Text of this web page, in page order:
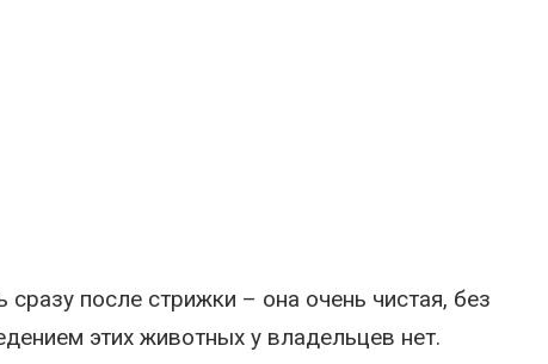
после стрижки – она очень чистая, без
этих животных у владельцев нет.